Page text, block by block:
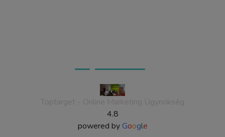
4.8
powered by Google